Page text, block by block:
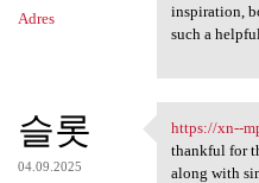
Adres
inspiration,
such a
슬롯
04.09.2025
https://
https://xn--
thankful for
along with